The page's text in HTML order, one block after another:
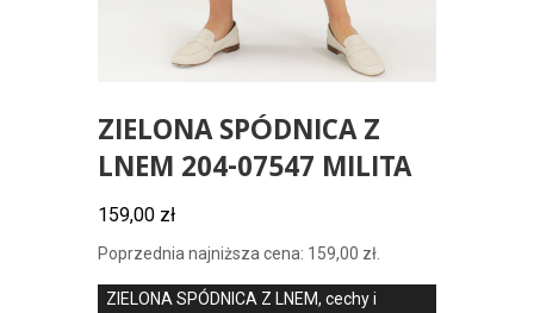
ZIELONA SPÓDNICA Z
LNEM 204-07547 MILITA
159,00 zł
Poprzednia najniższa cena: 159,00 zł.
ZIELONA SPÓDNICA Z LNEM, cechy i